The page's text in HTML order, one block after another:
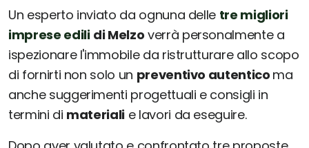
Un esperto inviato da ognuna delle tre migliori
imprese edili di Melzo verrà personalmente a
ispezionare l'immobile da ristrutturare allo scopo
di fornirti non solo un preventivo autentico ma
anche suggerimenti progettuali e consigli in
termini di materiali e lavori da eseguire.